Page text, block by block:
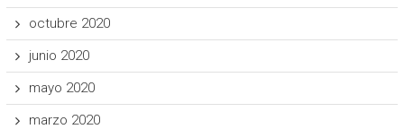
octubre 2020
junio 2020
mayo 2020
marzo 2020